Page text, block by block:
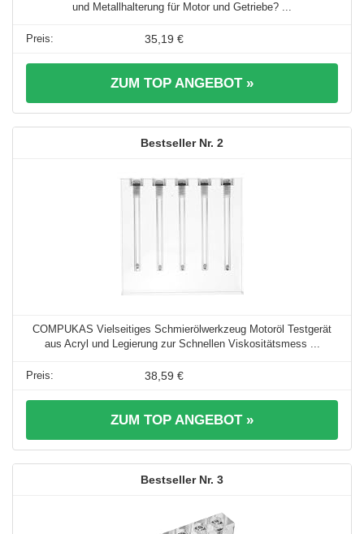
und Metallhalterung für Motor und Getriebe? ...
35,19 €
ZUM TOP ANGEBOT »
2
COMPUKAS Vielseitiges Schmierölwerkzeug Motoröl Testgerät
aus Acryl und Legierung zur Schnellen Viskositätsmess ...
38,59 €
ZUM TOP ANGEBOT »
3